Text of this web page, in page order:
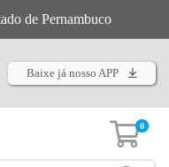
de Pernambuco
Baixe já nosso APP
0